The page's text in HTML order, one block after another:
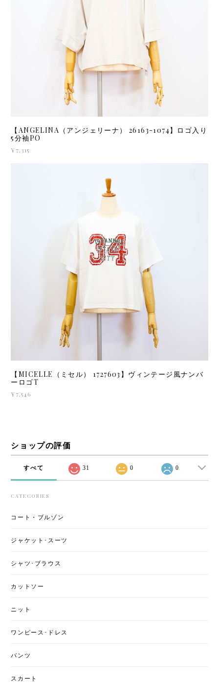
【ANGELINA（アンジェリーナ） 26163-1074】ロゴ入り
5分袖PO
¥7,315
【MICELLE（ミセル） 1727603】ヴィンテージ風ナンバ
ーロゴT
¥7,546
ショップの評価
すべて 31 0 0
CATEGORIES
コート・ブルゾン
ジャケット･スーツ
シャツ･ブラウス
カットソー
ニット
ワンピース･ドレス
パンツ
スカート